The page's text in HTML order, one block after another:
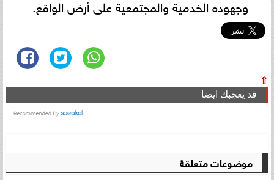
وجهوده الخدمية والمجتمعية على أرض الواقع.
⇧
قد يعجبك ايضا
موضوعات متعلقة